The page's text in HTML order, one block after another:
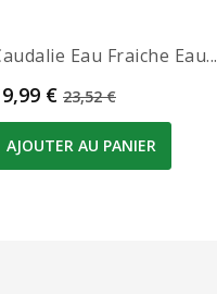
Eau Fraiche Eau...
€ Prix de base
23,52 €
AJOUTER AU PANIER